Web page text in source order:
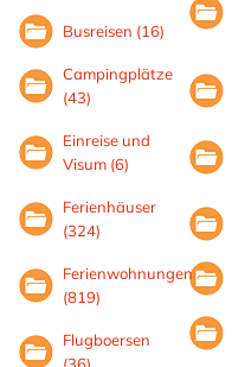
Busreisen (16)
Campingplätze
(43)
Einreise und
Visum (6)
Ferienhäuser
(324)
Ferienwohnungen
(819)
Flugboersen
(36)